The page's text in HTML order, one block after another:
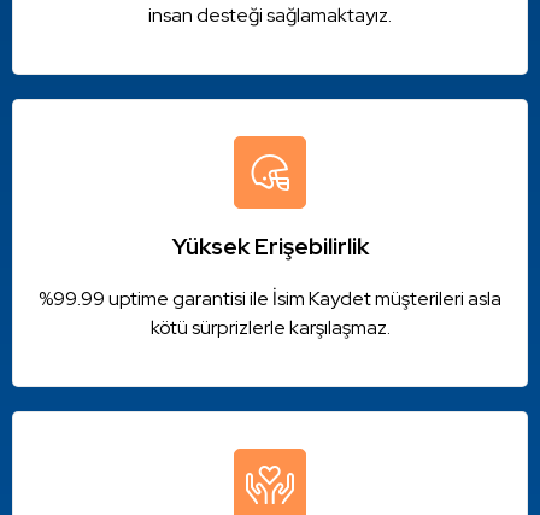
insan desteği sağlamaktayız.
Yüksek Erişebilirlik
%99.99 uptime garantisi ile İsim Kaydet müşterileri asla
kötü sürprizlerle karşılaşmaz.